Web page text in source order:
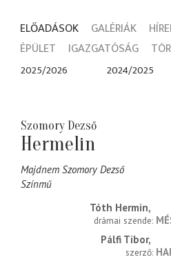
ELŐADÁSOK GALÉRIÁK
ÉPÜLET
IGAZGATÓSÁG
2025/2026 2024/2025
Szomory Dezső
Hermelin
Majdnem Szomory Dezső
Színmű
Tóth Hermin
drámai szende
Pálfi Tibor
szerző